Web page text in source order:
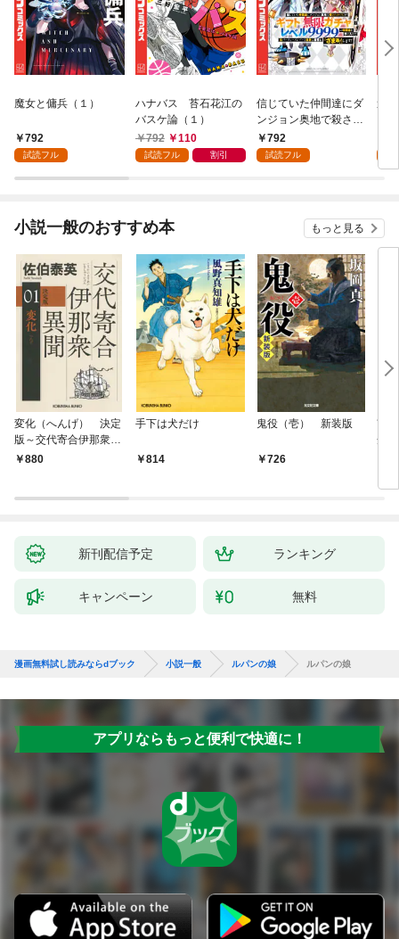
魔女と傭兵（１）
792
試読フル
ハナバス 苔石花江の
バスケ論（１）
792
110
試読フル 割引
信じていた仲間達にダ
ンジョン奥地で殺され
かけたがギフト『無限
ガチャ』でレベル９９
『ざまぁ！』します！
792
試読フル
追
強
～
（
小説一般のおすすめ本 もっと見る
変化（へんげ） 決定
版～交代寄合伊那衆異
聞（1）～
880
手下は犬だけ
814
鬼役（壱） 新装版
726
南
舟
新刊配信予定 ランキング
キャンペーン 無料
漫画無料試し読みならdブック 小説一般 ルパンの娘 ルパンの娘
アプリならもっと便利で快適に！